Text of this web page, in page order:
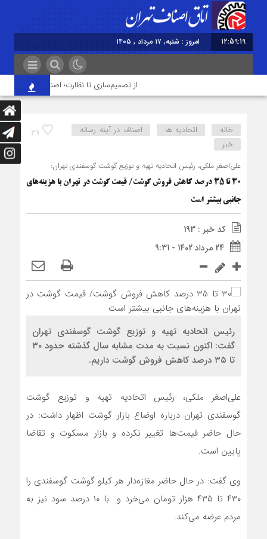
12:59:19 امروز : شنبه, ۱۷ مرداد , ۱۴۰۵
از تصمیم‌سازی تا نظارت؛ اصناف نقش مؤثرتری
39 خانه اتحادیه ها
اصناف در آینه رسانه
خبر
علی‌اصغر ملکی، رئیس اتحادیه تهیه و توزیع گوشت گوسفندی تهران:
30 تا 35 درصد کاهش فروش گوشت/ قیمت گوشت در تهران با هزینه‌های
جانبی بیشتر است
کد خبر : 193
24 مرداد 1402 - 9:31
رئیس اتحادیه تهیه و توزیع گوشت گوسفندی تهران
گفت: اکنون نسبت به مدت مشابه سال گذشته حدود ۳۰
تا ۳۵ درصد کاهش فروش گوشت داریم.
علی‌اصغر ملکی، رئیس اتحادیه تهیه و توزیع گوشت
گوسفندی تهران درباره اوضاع بازار گوشت اظهار داشت: در
حال حاضر قیمت‌ها تغییر نکرده و بازار مسکوت و تقاضا
پایین است.
وی گفت: در حال حاضر مغازه‌دار هر کیلو گوشت گوسفندی را
۴۳۰ تا ۴۳۵ هزار تومان می‌خرد و با ۱۰ درصد سود نیز به
مردم عرضه می‌کند.